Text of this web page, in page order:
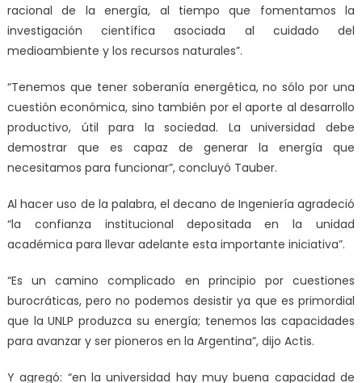
racional de la energía, al tiempo que fomentamos la
investigación científica asociada al cuidado del
medioambiente y los recursos naturales”.
“Tenemos que tener soberanía energética, no sólo por una
cuestión económica, sino también por el aporte al desarrollo
productivo, útil para la sociedad. La universidad debe
demostrar que es capaz de generar la energía que
necesitamos para funcionar”, concluyó Tauber.
Al hacer uso de la palabra, el decano de Ingeniería agradeció
“la confianza institucional depositada en la unidad
académica para llevar adelante esta importante iniciativa”.
“Es un camino complicado en principio por cuestiones
burocráticas, pero no podemos desistir ya que es primordial
que la UNLP produzca su energía; tenemos las capacidades
para avanzar y ser pioneros en la Argentina”, dijo Actis.
Y agregó: “en la universidad hay muy buena capacidad de